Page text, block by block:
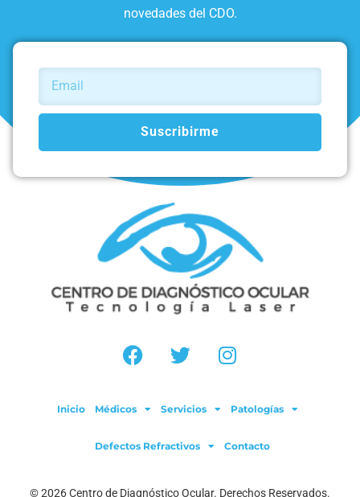
novedades del CDO.
Suscribirme
Inicio Médicos Servicios Patologías
Defectos Refractivos Contacto
© 2026 Centro de Diagnóstico Ocular. Derechos Reservados.